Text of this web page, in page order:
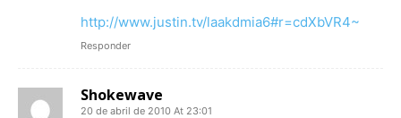
http://www.justin.tv/laakdmia6#r=cdXbVR4~
Responder
Shokewave
20 de abril de 2010 At 23:01